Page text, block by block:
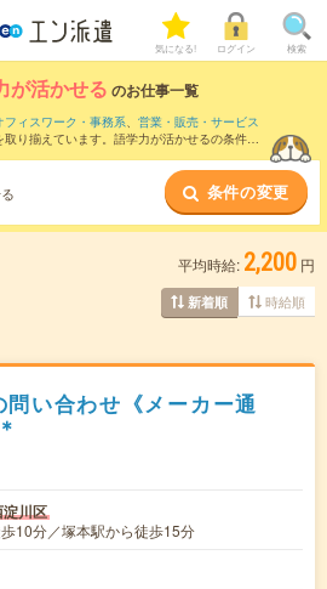
気になる! ログイン 検索
が活かせる のお仕事一覧
フィスワーク・事務系、 営業・販売・サービス
取り揃えています。語学力が活かせるの条件の
条件の変更
平均時給: 2,200 円
新着順 時給順
問い合わせ《メーカー通
川区
10分／塚本駅から徒歩15分